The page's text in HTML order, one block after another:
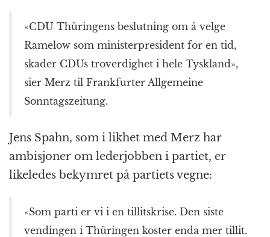
«CDU Thüringens beslutning om å velge
Ramelow som ministerpresident for en tid,
skader CDUs troverdighet i hele Tyskland»,
sier Merz til Frankfurter Allgemeine
Sonntagszeitung.
Jens Spahn, som i likhet med Merz har
ambisjoner om lederjobben i partiet, er
likeledes bekymret på partiets vegne:
«Som parti er vi i en tillitskrise. Den siste
vendingen i Thüringen koster enda mer tillit.